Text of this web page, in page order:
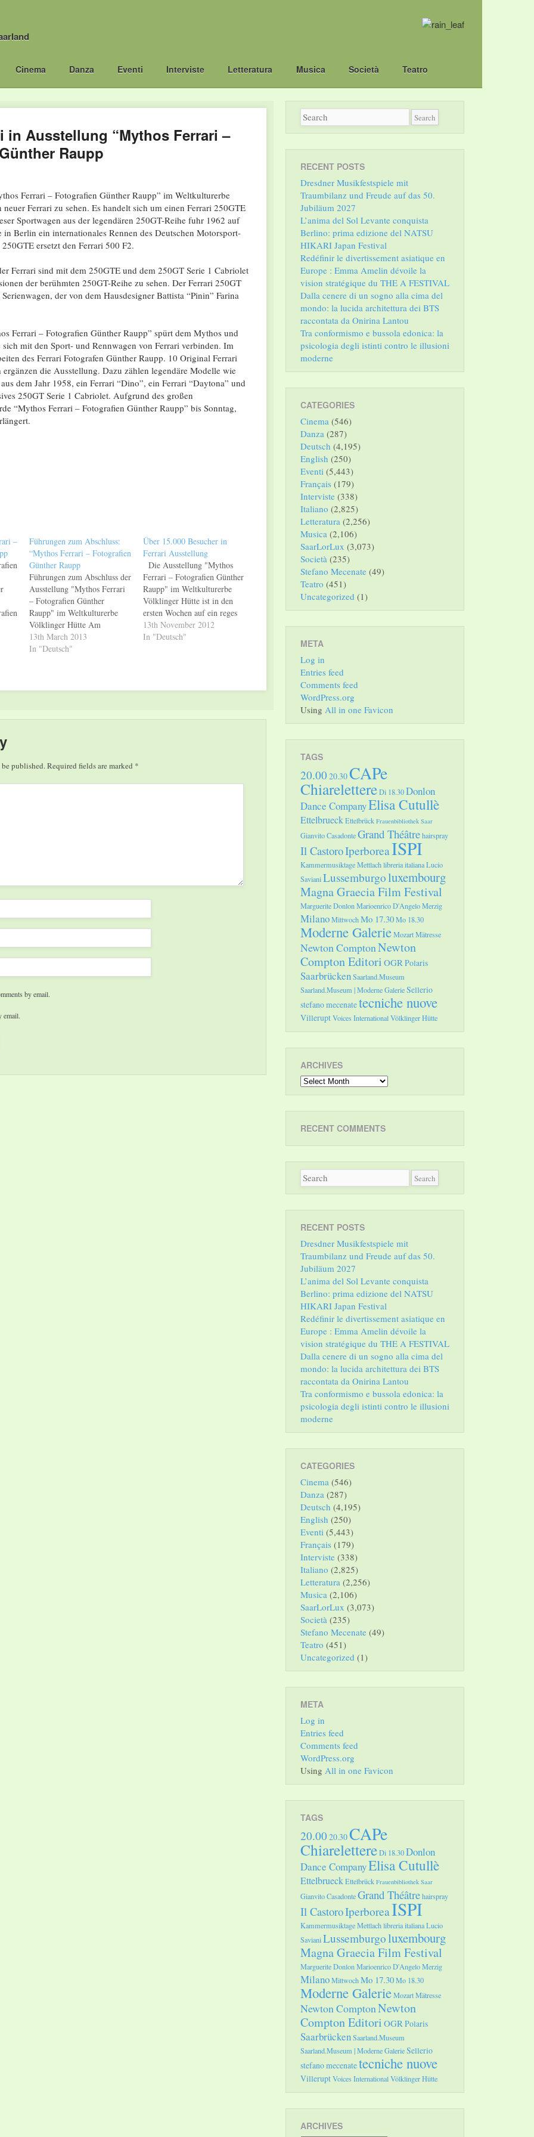
Cinema Danza Eventi Interviste Letteratura Musica Società Teatro
in Ausstellung “Mythos Ferrari –
Raupp
Ferrari – Fotografien Günther Raupp” im Weltkulturerbe
Ferrari zu sehen. Es handelt sich um einen Ferrari 250GTE
Sportwagen aus der legendären 250GT-Reihe fuhr 1962 auf
in Berlin ein internationales Rennen des Deutschen Motorsport-
ersetzt den Ferrari 500 F2.
Ferrari sind mit dem 250GTE und dem 250GT Serie 1 Cabriolet
der berühmten 250GT-Reihe zu sehen. Der Ferrari 250GT
der von dem Hausdesigner Battista “Pinin” Farina
Ferrari – Fotografien Günther Raupp” spürt dem Mythos und
mit den Sport- und Rennwagen von Ferrari verbinden. Im
des Ferrari Fotografen Günther Raupp. 10 Original Ferrari
ergänzen die Ausstellung. Dazu zählen legendäre Modelle wie
dem Jahr 1958, ein Ferrari “Dino”, ein Ferrari “Daytona” und
250GT Serie 1 Cabriolet. Aufgrund des großen
“Mythos Ferrari – Fotografien Günther Raupp” bis Sonntag,
–
Führungen zum Abschluss:
“Mythos Ferrari – Fotografien
Günther Raupp
Führungen zum Abschluss der
Ausstellung "Mythos Ferrari
– Fotografien Günther
Raupp" im Weltkulturerbe
Völklinger Hütte Am
Sonntag, den 24. März 2013,
endet die Ausstellung
Hütte jeweils eine Führung
13th March 2013
In "Deutsch"
Über 15.000 Besucher in
Ferrari Ausstellung
Die Ausstellung "Mythos
Ferrari – Fotografien Günther
Raupp" im Weltkulturerbe
Völklinger Hütte ist in den
ersten Wochen auf ein reges
Publikumsinteresse gestoßen.
Seit der Eröffnung am 22.
13th November 2012
In "Deutsch"
published.Required fields are marked *
by email.
email.
RECENT POSTS
Dresdner Musikfestspiele mit
Traumbilanz und Freude auf das 50.
Jubiläum 2027
L’anima del Sol Levante conquista
Berlino: prima edizione del NATSU
HIKARI Japan Festival
Redéfinir le divertissement asiatique en
Europe : Emma Amelin dévoile la
vision stratégique du THE A FESTIVAL
Dalla cenere di un sogno alla cima del
mondo: la lucida architettura dei BTS
raccontata da Onirina Lantou
Tra conformismo e bussola edonica: la
psicologia degli istinti contro le illusioni
moderne
CATEGORIES
Cinema (546)
Danza (287)
Deutsch (4,195)
English (250)
Eventi (5,443)
Français (179)
Interviste (338)
Italiano (2,825)
Letteratura (2,256)
Musica (2,106)
SaarLorLux (3,073)
Società (235)
Stefano Mecenate (49)
Teatro (451)
Uncategorized (1)
META
Log in
Entries feed
Comments feed
WordPress.org
Using All in one Favicon
TAGS
20.00 20.30CAPe
ChiarelettereDi 18.30Donlon
Dance CompanyElisa Cutullè
EttelbrueckEttelbrück Frauenbibliothek Saar
Gianvito CasadonteGrand Théâtrehairspray
Il CastoroIperboreaISPI
Kammermusiktage Mettlachlibreria italianaLucio
SavianiLussemburgoluxembourg
Magna Graecia Film Festival
Marguerite DonlonMarioenrico D'AngeloMerzig
MilanoMittwochMo 17.30Mo 18.30
Moderne GalerieMozartMätresse
Newton ComptonNewton
Compton Editori OGRPolaris
SaarbrückenSaarland.Museum
Saarland.Museum | Moderne GalerieSellerio
stefano mecenatetecniche nuove
VilleruptVoices InternationalVölklinger Hütte
ARCHIVES
Archives
RECENT COMMENTS
RECENT POSTS
Dresdner Musikfestspiele mit
Traumbilanz und Freude auf das 50.
Jubiläum 2027
L’anima del Sol Levante conquista
Berlino: prima edizione del NATSU
HIKARI Japan Festival
Redéfinir le divertissement asiatique en
Europe : Emma Amelin dévoile la
vision stratégique du THE A FESTIVAL
Dalla cenere di un sogno alla cima del
mondo: la lucida architettura dei BTS
raccontata da Onirina Lantou
Tra conformismo e bussola edonica: la
psicologia degli istinti contro le illusioni
moderne
CATEGORIES
Cinema (546)
Danza (287)
Deutsch (4,195)
English (250)
Eventi (5,443)
Français (179)
Interviste (338)
Italiano (2,825)
Letteratura (2,256)
Musica (2,106)
SaarLorLux (3,073)
Società (235)
Stefano Mecenate (49)
Teatro (451)
Uncategorized (1)
META
Log in
Entries feed
Comments feed
WordPress.org
Using All in one Favicon
TAGS
20.00 20.30CAPe
ChiarelettereDi 18.30Donlon
Dance CompanyElisa Cutullè
EttelbrueckEttelbrück Frauenbibliothek Saar
Gianvito CasadonteGrand Théâtrehairspray
Il CastoroIperboreaISPI
Kammermusiktage Mettlachlibreria italianaLucio
SavianiLussemburgoluxembourg
Magna Graecia Film Festival
Marguerite DonlonMarioenrico D'AngeloMerzig
MilanoMittwochMo 17.30Mo 18.30
Moderne GalerieMozartMätresse
Newton ComptonNewton
Compton Editori OGRPolaris
SaarbrückenSaarland.Museum
Saarland.Museum | Moderne GalerieSellerio
stefano mecenatetecniche nuove
VilleruptVoices InternationalVölklinger Hütte
ARCHIVES